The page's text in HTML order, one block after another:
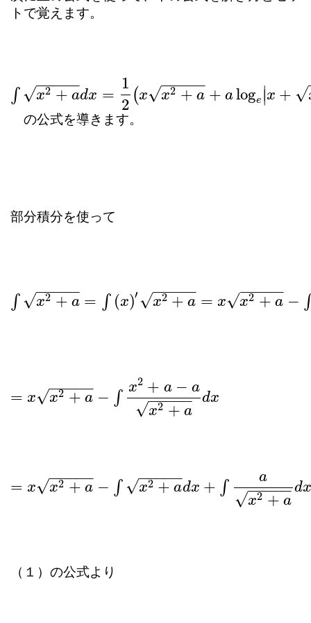
トで覚えます。
∫ x2 + a
− −
−−−
√ dx =
1
2
(x x2 + a
− −
−−−
√ + a loge ∣∣x + √
x 2+ad x=12(xx 2+ a+aloge|x+ x2 +a|)
の公式を導きます。
部分積分を使って
∫ x2 + a
− −
−−−
√ = ∫ (x)′ x2 + a
− −
−−−
√ = x x2 + a
− −
−−−
√ − ∫
x 2+a= (x) ′x 2+a = xx2+ a−∫x2x2 +adx
= x x2 + a
− −
−−−
√ − ∫
x2 + a − a
x2 + a
− −
−−−
√
dx
=x x2+a−∫ x2 +a −a x2 +adx
= x x2 + a
− −
−−−
√ − ∫ x2 + a
− −
−−−
√ dx + ∫
a
x2 + a
− −
−−−
√
d
=x x2+a−∫ x2 +a dx +∫ ax2+adx
（１）の公式より